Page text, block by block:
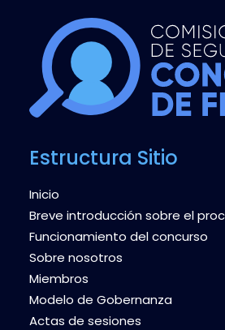
Estructura Sitio
Inicio
Breve introducción sobre el
Funcionamiento del concurso
Sobre nosotros
Miembros
Modelo de Gobernanza
Actas de sesiones